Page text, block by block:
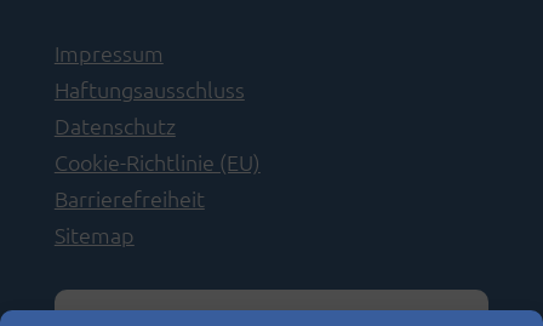
Impressum
Haftungsausschluss
Datenschutz
Cookie-Richtlinie (EU)
Barrierefreiheit
Sitemap